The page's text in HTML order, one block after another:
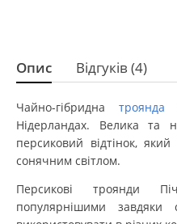
Опис Відгуків (4)
Чайно-гібриднатроянда
Нідерландах. Велика та
персиковий відтінок,
сонячним світлом.
Персикові троянди
популярнішими завдяки